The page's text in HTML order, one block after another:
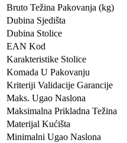
Bruto Težina Pakovanja (kg)
Dubina Sjedišta
Dubina Stolice
EAN Kod
Karakteristike Stolice
Komada U Pakovanju
Kriteriji Validacije Garancije
Maks. Ugao Naslona
Maksimalna Prikladna Težina
Materijal Kućišta
Minimalni Ugao Naslona